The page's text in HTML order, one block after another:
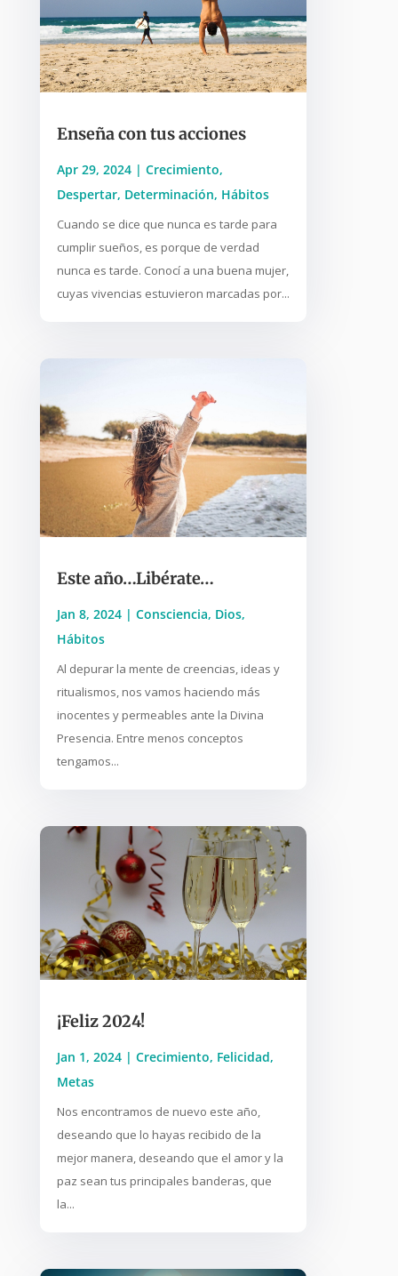
Enseña con tus acciones
Apr 29, 2024| Crecimiento,
Despertar, Determinación, Hábitos
Cuando se dice que nunca es tarde para
cumplir sueños, es porque de verdad
nunca es tarde. Conocí a una buena mujer,
cuyas vivencias estuvieron marcadas por...
Este año…Libérate…
Jan 8, 2024| Consciencia, Dios,
Hábitos
Al depurar la mente de creencias, ideas y
ritualismos, nos vamos haciendo más
inocentes y permeables ante la Divina
Presencia. Entre menos conceptos
tengamos...
¡Feliz 2024!
Jan 1, 2024| Crecimiento, Felicidad,
Metas
Nos encontramos de nuevo este año,
deseando que lo hayas recibido de la
mejor manera, deseando que el amor y la
paz sean tus principales banderas, que
la...